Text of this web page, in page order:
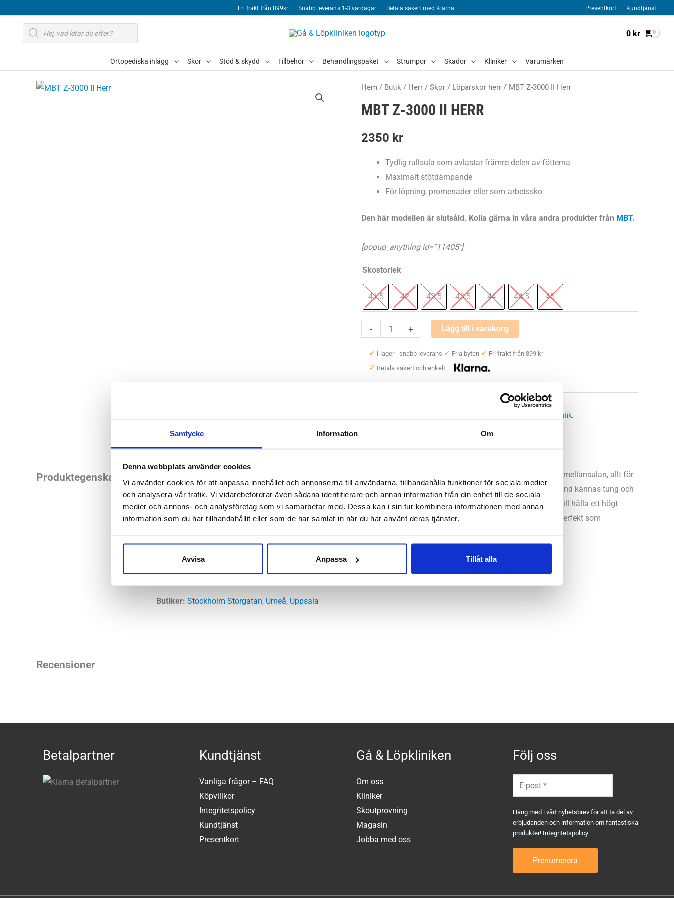
Samtycke Information Om
Denna webbplats använder cookies
Vi använder cookies för att anpassa innehållet och annonserna till användarna, tillhandahålla funktioner för sociala medier
och analysera vår trafik. Vi vidarebefordrar även sådana identifierare och annan information från din enhet till de sociala
medier och annons- och analysföretag som vi samarbetar med. Dessa kan i sin tur kombinera informationen med annan
information som du har tillhandahållit eller som de har samlat in när du har använt deras tjänster.
Avvisa Anpassa Tillåt alla
Fri frakt från 899kr Snabb leverans 1-3 vardagar Betala säkert med Klarna Presentkort Kundtjänst
Produktsökning
0 kr
Ortopediska inlägg Skor Stöd & skydd Tillbehör Behandlingspaket Strumpor Skador Kliniker Varumärken
Hem / Butik / Herr / Skor / Löparskor herr / MBT Z-3000 II Herr
MBT Z-3000 II HERR
2350 kr
Tydlig rullsula som avlastar främre delen av fötterna
Maximalt stötdämpande
För löpning, promenader eller som arbetssko
Den här modellen är slutsåld. Kolla gärna in våra andra produkter från MBT.
[popup_anything id=”11405″]
Skostorlek
41.5 42 42.5 43.5 44 44.5 45
-
MBT
Z-
3000
+ Lägg till i varukorg
✓ I lager - snabb leverans ✓ Fria byten ✓ Fri frakt från 899 kr
✓ Betala säkert och enkelt —
butik.
Produktegenskaper
MBT Z-3000 II är byggd för att ge dig maximalt med stötdämpning. Det är en sko som har en rejält tilltagen volym i mellansulan, allt för
att minska trycket på kroppen och få ett skonsamt löpsteg. Skor med den här typen av kraftiga mellansulor kan ibland kännas tung och
klumpiga men så är inte fallet med MBT Z-3000 II Herr. Det är ingen sko vi remmar på oss till intervaller eller när vi vill hålla ett högt
tempo men till långa och lugna återhämtningspass gör den sitt jobb med bravur. Vi upplever också att den passar perfekt som
Läst:Normal
Material:Mesh, syntet
Butiker: Stockholm Storgatan, Umeå, Uppsala
Recensioner
Betalpartner Kundtjänst
Vanliga frågor – FAQ
Köpvillkor
Integritetspolicy
Kundtjänst
Presentkort
Gå & Löpkliniken
Om oss
Kliniker
Skoutprovning
Magasin
Jobba med oss
Följ oss
Häng med i vårt nyhetsbrev för att ta del av
erbjudanden och information om fantastiska
produkter! Integritetspolicy